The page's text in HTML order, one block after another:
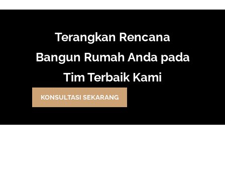
Terangkan Rencana
Bangun Rumah Anda pada
Tim Terbaik Kami
KONSULTASI SEKARANG